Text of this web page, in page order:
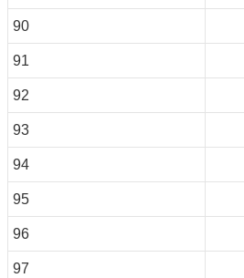
90
91
92
93
94
95
96
97